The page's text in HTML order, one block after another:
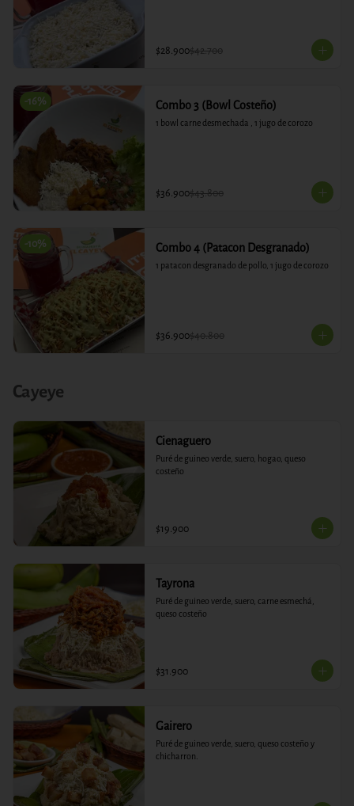
$28.900$42.700
-16% Combo 3 (Bowl Costeño)
1 bowl carne desmechada , 1 jugo de corozo
$36.900$43.800
-10% Combo 4 (Patacon Desgranado)
1 patacon desgranado de pollo, 1 jugo de corozo
$36.900$40.800
Cayeye
Cienaguero
Puré de guineo verde, suero, hogao, queso
costeño
$19.900
Tayrona
Puré de guineo verde, suero, carne esmechá,
queso costeño
$31.900
Gairero
Puré de guineo verde, suero, queso costeño y
chicharron.